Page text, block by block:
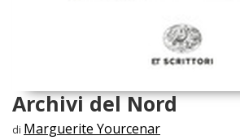
Archivi del Nord
di Marguerite Yourcenar